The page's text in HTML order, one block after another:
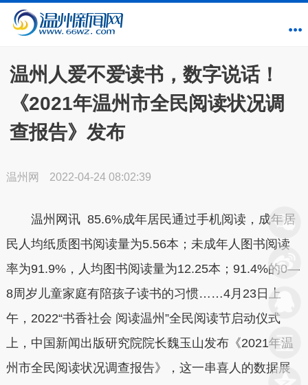
温州人爱不爱读书，数字说话！
《2021年温州市全民阅读状况调
查报告》发布
温州网 2022-04-24 08:02:39
温州网讯 85.6%成年居民通过手机阅读，成年居
民人均纸质图书阅读量为5.56本；未成年人图书阅读
率为91.9%，人均图书阅读量为12.25本；91.4%的0—
8周岁儿童家庭有陪孩子读书的习惯……4月23日上
午，2022“书香社会 阅读温州”全民阅读节启动仪式
上，中国新闻出版研究院院长魏玉山发布《2021年温
州市全民阅读状况调查报告》，这一串喜人的数据展